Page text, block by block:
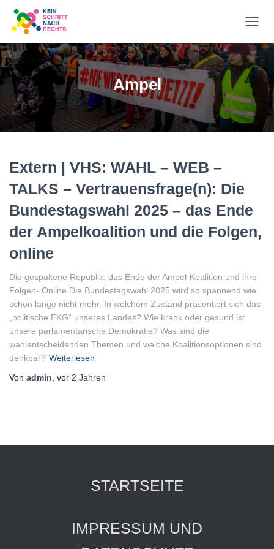
Ampel
Extern | VHS: WAHL – WEB –
TALKS – Vertrauensfrage(n): Die
Bundestagswahl 2025 – das Ende
der Ampelkoalition und die Folgen,
online
Die gespaltene Republik: das Ende der Ampel-Koalition und ihre
Folgen- Online Die Bundestagswahl 2025 wird so spannend wie
schon lange nicht mehr. In welchem Zustand präsentiert sich das
„politische EKG“ unseres Landes? Wie krank oder gesund ist
unsere parlamentarische Demokratie? Was sind die
wahlentscheidenden Themen und welche Koalitionsoptionen sind
denkbar? Weiterlesen
Von admin , vor 2 Jahren
STARTSEITE
IMPRESSUM UND